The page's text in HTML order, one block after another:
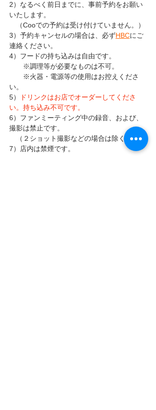
2）なるべく前日までに、事前予約をお願い
いたします。
（Cooでの予約は受け付けていません。）
3）予約キャンセルの場合は、必ずHBCにご
連絡ください。
4）フードの持ち込みは自由です。
※調理等が必要なものは不可。
※火器・電源等の使用はお控えくださ
い。
5）
ドリンクはお店でオーダーしてくださ
い。持ち込み不可です。
6）ファンミーティング中の録音、および、
撮影は禁止です。
（２ショット撮影などの場合は除く）
7）店内は禁煙です。